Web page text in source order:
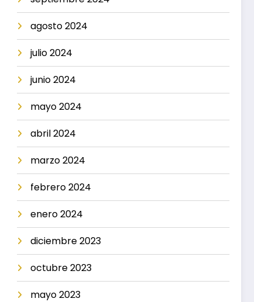
agosto 2024
julio 2024
junio 2024
mayo 2024
abril 2024
marzo 2024
febrero 2024
enero 2024
diciembre 2023
octubre 2023
mayo 2023